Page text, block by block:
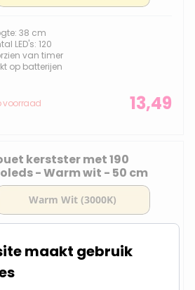
38 cm
LED's: 120
van timer
op batterijen
voorraad 13,49
kerstster met 190
- Warm wit - 50 cm
LED's: 190
binnen & buiten
maakt gebruik